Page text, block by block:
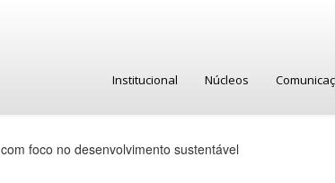
Institucional Núcleos
foco no desenvolvimento sustentável